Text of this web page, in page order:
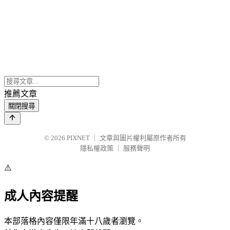
推薦文章
關閉搜尋
© 2026 PIXNET
文章與圖片權利屬原作者所有
隱私權政策
服務聲明
⚠️
成人內容提醒
本部落格內容僅限年滿十八歲者瀏覽。